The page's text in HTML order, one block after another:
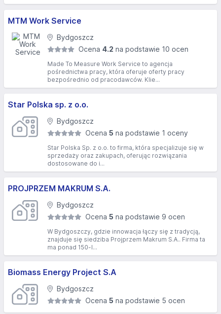
MTM Work Service
Bydgoszcz
Ocena 4.2 na podstawie 10 ocen
Made To Measure Work Service to agencja
pośrednictwa pracy, która oferuje oferty pracy
bezpośrednio od pracodawców. Klie...
Star Polska sp. z o.o.
Bydgoszcz
Ocena 5 na podstawie 1 oceny
Star Polska Sp. z o.o. to firma, która specjalizuje się w
sprzedaży oraz zakupach, oferując rozwiązania
dostosowane do i...
PROJPRZEM MAKRUM S.A.
Bydgoszcz
Ocena 5 na podstawie 9 ocen
W Bydgoszczy, gdzie innowacja łączy się z tradycją,
znajduje się siedziba Projprzem Makrum S.A.. Firma ta
ma ponad 150-l...
Biomass Energy Project S.A
Bydgoszcz
Ocena 5 na podstawie 5 ocen